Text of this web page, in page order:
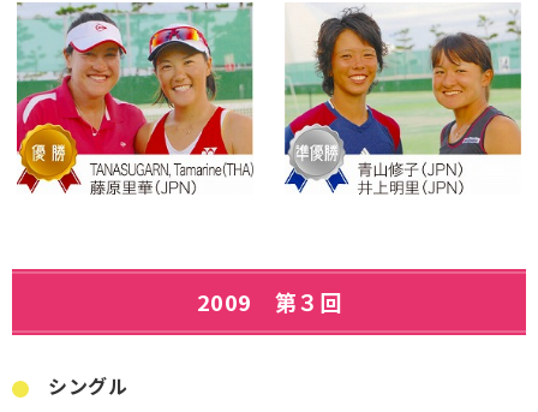
2009 第３回
シングル